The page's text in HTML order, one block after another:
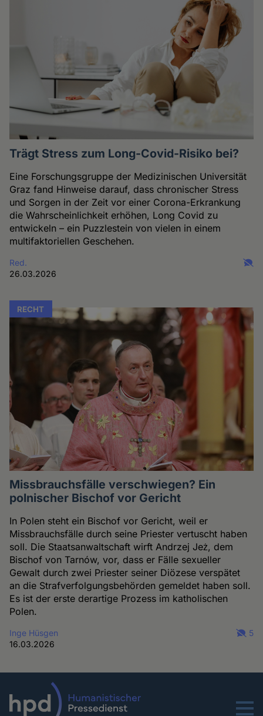
Trägt Stress zum Long-Covid-Risiko bei?
Eine Forschungsgruppe der Medizinischen Universität
Graz fand Hinweise darauf, dass chronischer Stress
und Sorgen in der Zeit vor einer Corona-Erkrankung
die Wahrscheinlichkeit erhöhen, Long Covid zu
entwickeln – ein Puzzlestein von vielen in einem
multifaktoriellen Geschehen.
Red.
26.03.2026
RECHT
Missbrauchsfälle verschwiegen? Ein
polnischer Bischof vor Gericht
In Polen steht ein Bischof vor Gericht, weil er
Missbrauchsfälle durch seine Priester vertuscht haben
soll. Die Staatsanwaltschaft wirft Andrzej Jeż, dem
Bischof von Tarnów, vor, dass er Fälle sexueller
Gewalt durch zwei Priester seiner Diözese verspätet
an die Strafverfolgungsbehörden gemeldet haben soll.
Es ist der erste derartige Prozess im katholischen
Polen.
Inge Hüsgen
16.03.2026
5
Menu